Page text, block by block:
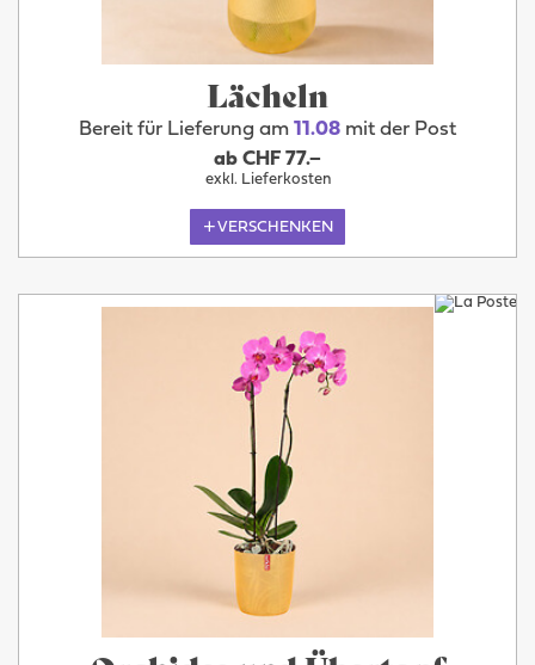
Lächeln
Bereit für Lieferung am 11.08 mit der Post
ab CHF 77.–
exkl. Lieferkosten
VERSCHENKEN